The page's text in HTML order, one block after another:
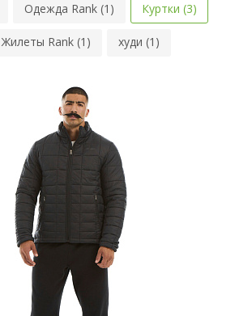
Одежда Rank (1) Куртки (3)
Жилеты Rank (1) худи (1)